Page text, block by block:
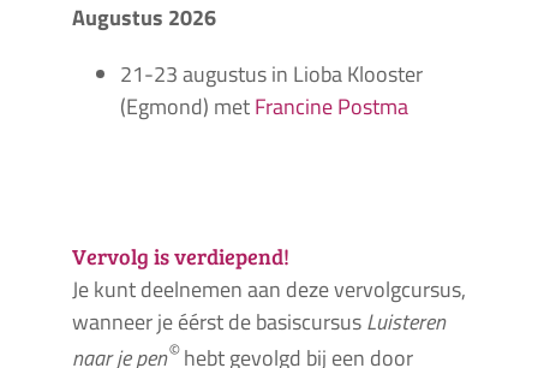
Augustus 2026
21-23 augustus in Lioba Klooster
(Egmond) metFrancine Postma
Vervolg is verdiepend!
Je kunt deelnemen aan deze vervolgcursus,
wanneer je éérst de basiscursusLuisteren
naar je pen©hebt gevolgd bij een door